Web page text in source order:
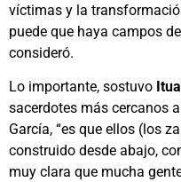
víctimas y la
puede que haya campos
consideró.
Lo importante, sostuvo
sacerdotes más cercanos
García, “es que ellos (los
construido desde abajo,
muy clara que mucha